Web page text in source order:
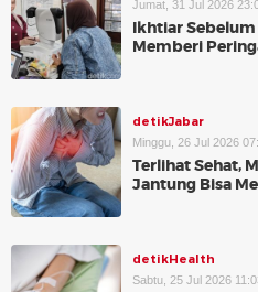
Jumat, 31 Jul 2026
Ikhtiar
Memberi
detikJabar
Minggu, 26 Jul 2026
Terlihat Sehat,
Jantung Bisa
detikHealth
Sabtu, 25 Jul 2026